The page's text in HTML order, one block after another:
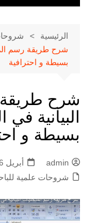
الرئيسية
بسيطة و احترافية
شرح طريقة
بسيطة و
admin أبريل 16, 2017
شروحات علمية